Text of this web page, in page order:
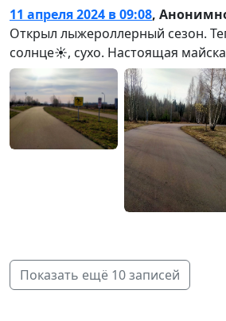
11 апреля 2024 в 09:08,
Открыл лыжероллерный сезон.
солнце☀️, сухо. Настоящая
Показать ещё 10 записей